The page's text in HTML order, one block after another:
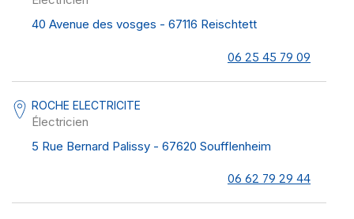
40 Avenue des vosges - 67116 Reischtett
06 25 45 79 09
ROCHE ELECTRICITE
Électricien
5 Rue Bernard Palissy - 67620 Soufflenheim
06 62 79 29 44